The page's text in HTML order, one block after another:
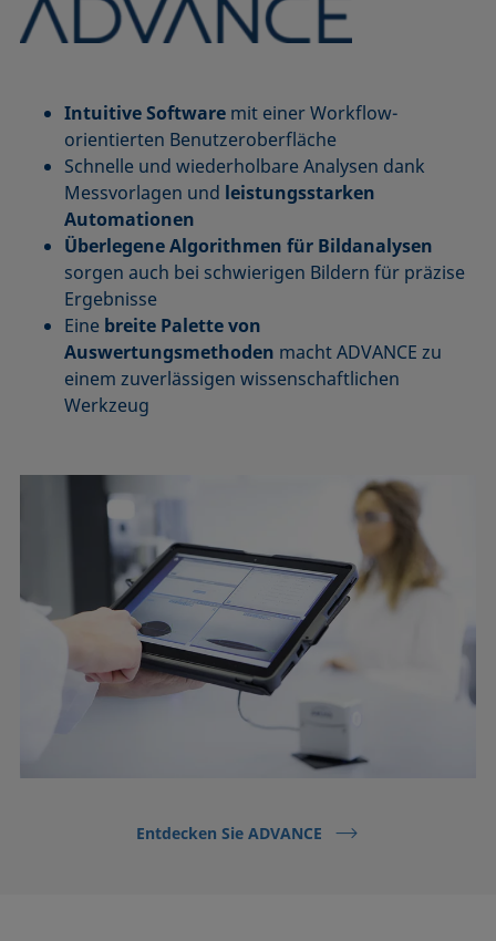
Intuitive Software mit einer Workflow-
orientierten Benutzeroberfläche
Schnelle und wiederholbare Analysen dank
Messvorlagen und leistungsstarken
Automationen
Überlegene Algorithmen für Bildanalysen
sorgen auch bei schwierigen Bildern für präzise
Ergebnisse
Eine breite Palette von
Auswertungsmethoden macht ADVANCE zu
einem zuverlässigen wissenschaftlichen
Werkzeug
Entdecken Sie ADVANCE